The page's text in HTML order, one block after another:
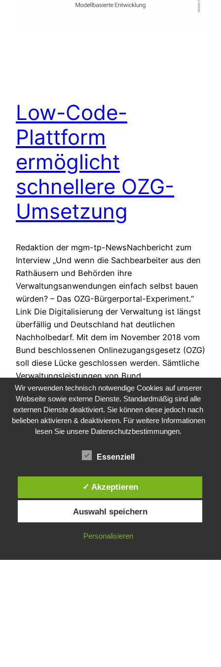
Low-Code-
Plattform
ermöglicht
schnellere OZG-
Umsetzung
Redaktion der mgm-tp-NewsNachbericht zum
Interview „Und wenn die Sachbearbeiter aus den
Rathäusern und Behörden ihre
Verwaltungsanwendungen einfach selbst bauen
würden? – Das OZG-Bürgerportal-Experiment.“
Link Die Digitalisierung der Verwaltung ist längst
überfällig und Deutschland hat deutlichen
Nachholbedarf. Mit dem im November 2018 vom
Bund beschlossenen Onlinezugangsgesetz (OZG)
soll diese Lücke geschlossen werden. Sämtliche
Verwaltungsleistungen von Bund,…
9. April 2020
Public Sector, Kunst, Design
Datenschutz
Wir verwenden technisch notwendige Cookies auf unserer
Webseite sowie externe Dienste. Standardmäßig sind alle
externen Dienste deaktiviert. Sie können diese jedoch nach
belieben aktivieren & deaktivieren. Für weitere Informationen
lesen Sie unsere Datenschutzbestimmungen.
Essenziell
✓ Akzeptieren
Auswahl speichern
Personalisieren